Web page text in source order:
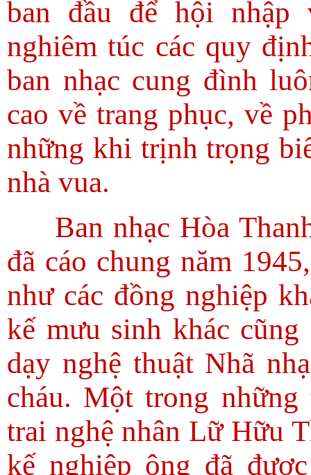
ban đầu để hội
nghiêm túc các quy
ban nhạc cung đình
cao về trang phục, về
những khi trịnh trọng
nhà vua.
Ban nhạc Hòa
đã cáo chung năm
như các đồng nghiệp
kế mưu sinh khác
dạy nghệ thuật Nhã
cháu. Một trong
trai nghệ nhân Lữ Hữu
kế nghiệp ông đã